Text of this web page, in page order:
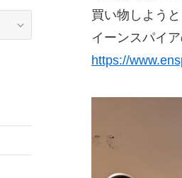
買い物しよう
イーンスパイア
https://